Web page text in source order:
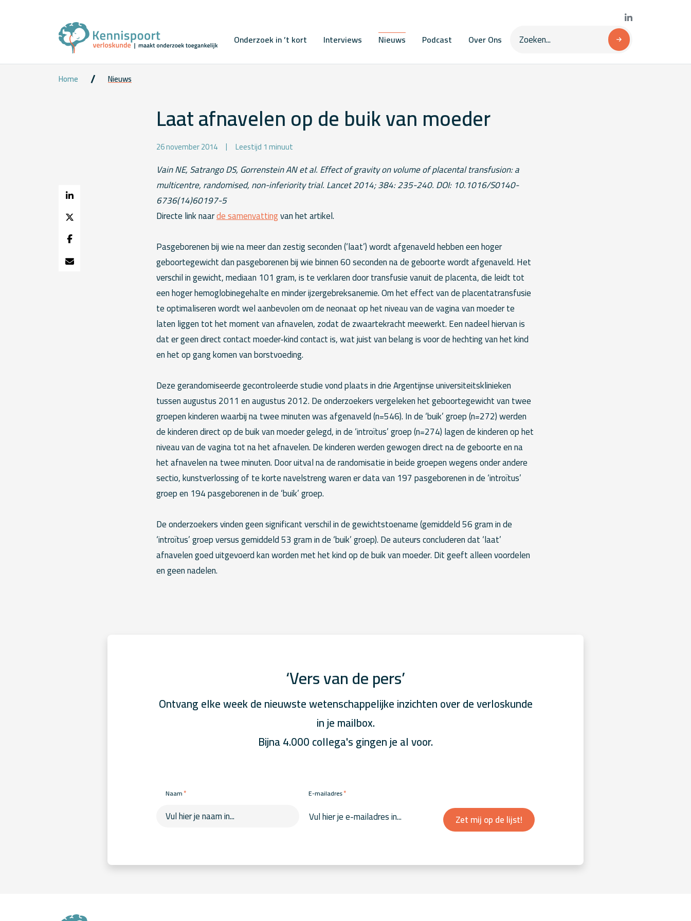
Onderzoek in ’t kort Interviews Nieuws Podcast Over Ons
Home Nieuws
Laat afnavelen op de buik van moeder
26 november 2014 Leestijd 1 minuut
Vain NE, Satrango DS, Gorrenstein AN et al. Effect of gravity on volume of placental transfusion: a
multicentre, randomised, non-inferiority trial. Lancet 2014; 384: 235-240. DOI: 10.1016/S0140-
6736(14)60197-5
Directe link naarde samenvattingvan het artikel.
Pasgeborenen bij wie na meer dan zestig seconden (‘laat’) wordt afgenaveld hebben een hoger
geboortegewicht dan pasgeborenen bij wie binnen 60 seconden na de geboorte wordt afgenaveld. Het
verschil in gewicht, mediaan 101 gram, is te verklaren door transfusie vanuit de placenta, die leidt tot
een hoger hemoglobinegehalte en minder ijzergebreksanemie. Om het effect van de placentatransfusie
te optimaliseren wordt wel aanbevolen om de neonaat op het niveau van de vagina van moeder te
laten liggen tot het moment van afnavelen, zodat de zwaartekracht meewerkt. Een nadeel hiervan is
dat er geen direct contact moeder-kind contact is, wat juist van belang is voor de hechting van het kind
en het op gang komen van borstvoeding.
Deze gerandomiseerde gecontroleerde studie vond plaats in drie Argentijnse universiteitsklinieken
tussen augustus 2011 en augustus 2012. De onderzoekers vergeleken het geboortegewicht van twee
groepen kinderen waarbij na twee minuten was afgenaveld (n=546). In de ‘buik’ groep (n=272) werden
de kinderen direct op de buik van moeder gelegd, in de ‘introïtus’ groep (n=274) lagen de kinderen op het
niveau van de vagina tot na het afnavelen. De kinderen werden gewogen direct na de geboorte en na
het afnavelen na twee minuten. Door uitval na de randomisatie in beide groepen wegens onder andere
sectio, kunstverlossing of te korte navelstreng waren er data van 197 pasgeborenen in de ‘introïtus’
groep en 194 pasgeborenen in de ‘buik’ groep.
De onderzoekers vinden geen significant verschil in de gewichtstoename (gemiddeld 56 gram in de
‘introïtus’ groep versus gemiddeld 53 gram in de ‘buik’ groep). De auteurs concluderen dat ‘laat’
afnavelen goed uitgevoerd kan worden met het kind op de buik van moeder. Dit geeft alleen voordelen
en geen nadelen.
‘Vers van de pers’
Ontvang elke week de nieuwste wetenschappelijke inzichten over de verloskunde
in je mailbox.
Bijna 4.000 collega's gingen je al voor.
Naam* E-mailadres*
Zet mij op de lijst!